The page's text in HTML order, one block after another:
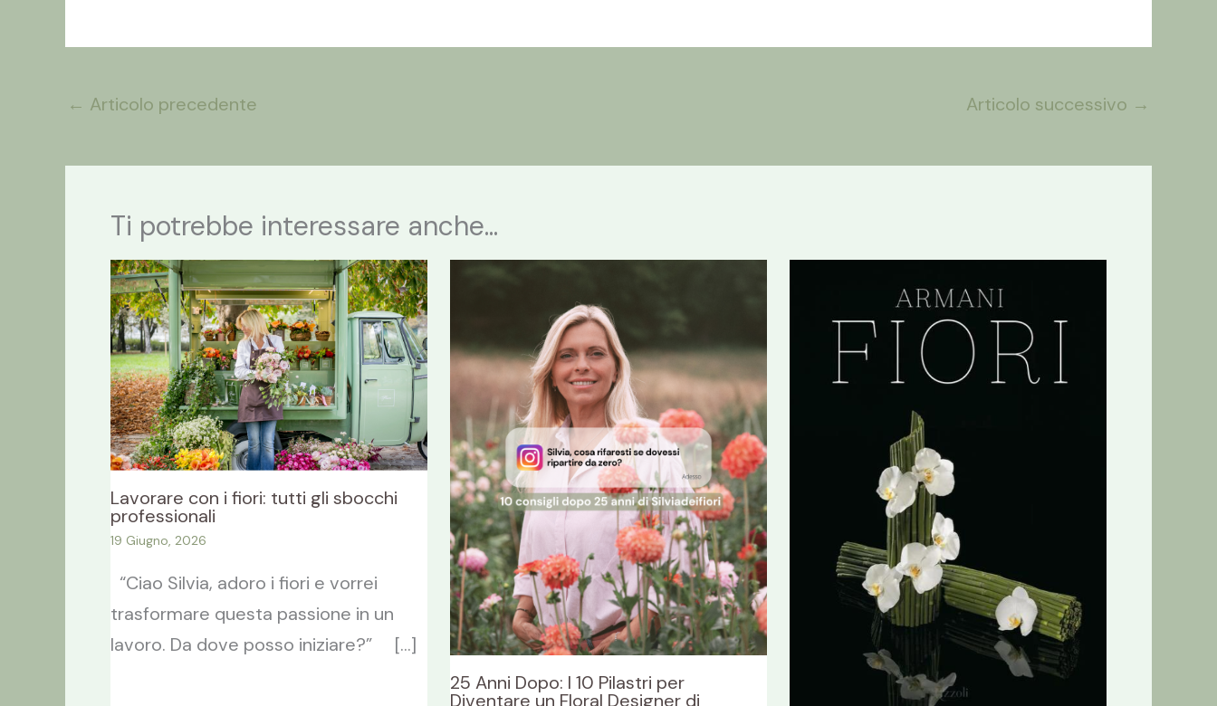
← Articolo precedente Articolo successivo →
Ti potrebbe interessare anche...
Lavorare con i fiori: tutti gli sbocchi
professionali
19 Giugno, 2026
“Ciao Silvia, adoro i fiori e vorrei
trasformare questa passione in un
lavoro. Da dove posso iniziare?” […]
25 Anni Dopo: I 10 Pilastri per
Diventare un Floral Designer di